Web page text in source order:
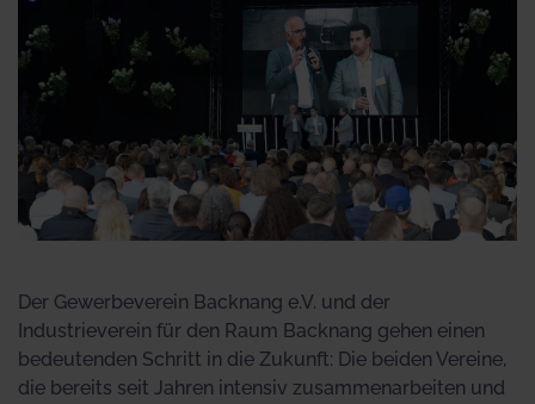
Der Gewerbeverein Backnang e.V. und der
Industrieverein für den Raum Backnang gehen einen
bedeutenden Schritt in die Zukunft: Die beiden Vereine,
die bereits seit Jahren intensiv zusammenarbeiten und